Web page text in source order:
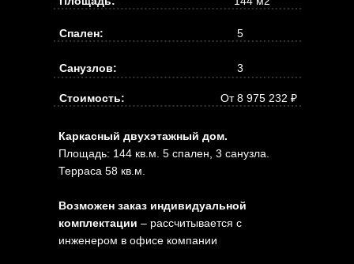
Спален: 5
Каркасный двухэтажный дом.
Площадь: 144 кв.м. 5 спален, 3 санузла.
Терраса 58 кв.м.
Возможен заказ индивидуальной
комплектации – рассчитывается с
инженером в офисе компании
Санузлов: 3
Стоимость: От 8 975 232 ₽